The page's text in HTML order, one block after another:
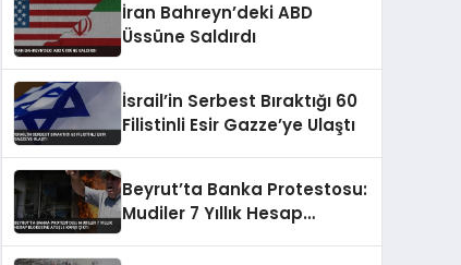
İran Bahreyn’deki ABD
Üssüne Saldırdı
İsrail’in Serbest Bıraktığı 60
Filistinli Esir Gazze’ye Ulaştı
Beyrut’ta Banka Protestosu:
Mudiler 7 Yıllık Hesap